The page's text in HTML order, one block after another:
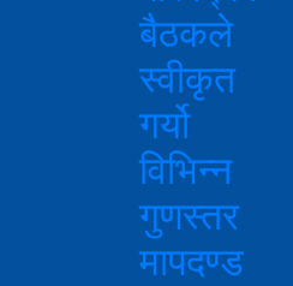
बैठकले
स्वीकृत
गर्यो
विभिन्न
गुणस्तर
मापदण्ड